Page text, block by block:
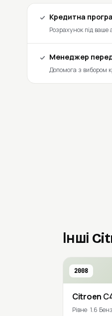
Кредитна
Розрахунок під ваше
Менеджер
Допомога з вибором
Інші
2008
Citroen
Рівне 1.6